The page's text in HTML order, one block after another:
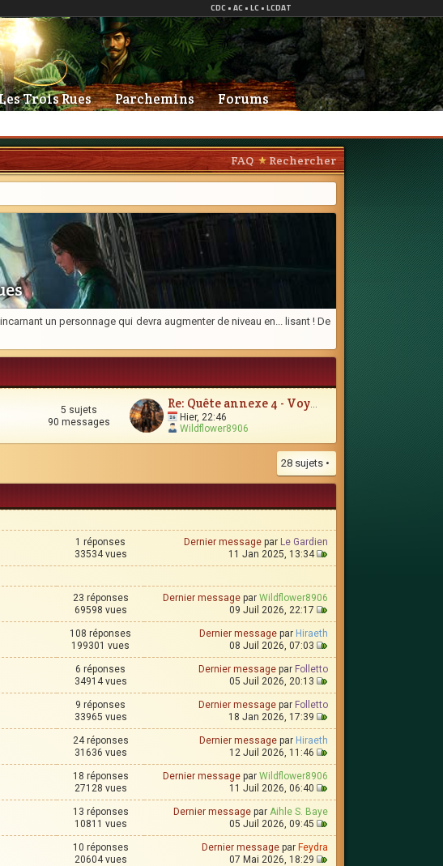
Trois Rues Parchemins Forums
FAQ Rechercher
un personnage qui devra augmenter de niveau en... lisant ! De
5 sujets
90 messages
Re: Quête annexe 4 - Voyages et contrées lointaines
Hier, 22:46
Wildflower8906
28 sujets •
1 réponses
33534 vues
Dernier message par Le Gardien
11 Jan 2025, 13:34
23 réponses
69598 vues
Dernier message par Wildflower8906
09 Juil 2026, 22:17
108 réponses
199301 vues
Dernier message par Hiraeth
08 Juil 2026, 07:03
6 réponses
34914 vues
Dernier message par Folletto
05 Juil 2026, 20:13
9 réponses
33965 vues
Dernier message par Folletto
18 Jan 2026, 17:39
24 réponses
31636 vues
Dernier message par Hiraeth
12 Juil 2026, 11:46
18 réponses
27128 vues
Dernier message par Wildflower8906
11 Juil 2026, 06:40
13 réponses
10811 vues
Dernier message par Aihle S. Baye
05 Juil 2026, 09:45
10 réponses
20604 vues
Dernier message par Feydra
07 Mai 2026, 18:29